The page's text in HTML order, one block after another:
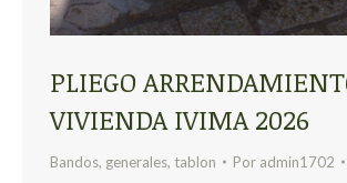
PLIEGO
VIVIENDA IVIMA 2026
Bandos, generales, tablon Por admin1702